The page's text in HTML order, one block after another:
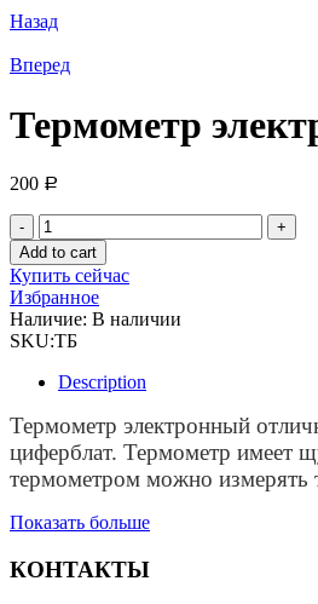
Назад
Вперед
Термометр
200 Р
Термометр
электронный
короткий
(щуп
5
см)
quantity
Add to cart
Купить сейчас
Избранное
Наличие: В наличии
SKU:ТБ
Description
Термометр электронный
циферблат. Термометр имеет
термометром можно измерять
Показать больше
КОНТАКТЫ